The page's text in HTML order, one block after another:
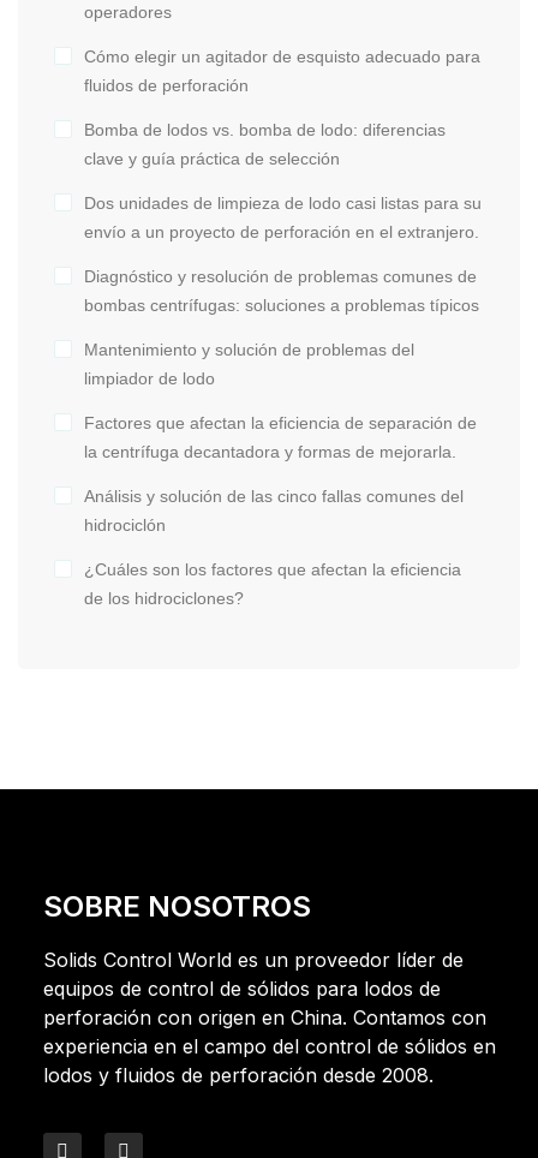
operadores
Cómo elegir un agitador de esquisto adecuado para
fluidos de perforación
Bomba de lodos vs. bomba de lodo: diferencias
clave y guía práctica de selección
Dos unidades de limpieza de lodo casi listas para su
envío a un proyecto de perforación en el extranjero.
Diagnóstico y resolución de problemas comunes de
bombas centrífugas: soluciones a problemas típicos
Mantenimiento y solución de problemas del
limpiador de lodo
Factores que afectan la eficiencia de separación de
la centrífuga decantadora y formas de mejorarla.
Análisis y solución de las cinco fallas comunes del
hidrociclón
¿Cuáles son los factores que afectan la eficiencia
de los hidrociclones?
SOBRE NOSOTROS
Solids Control World es un proveedor líder de
equipos de control de sólidos para lodos de
perforación con origen en China. Contamos con
experiencia en el campo del control de sólidos en
lodos y fluidos de perforación desde 2008.